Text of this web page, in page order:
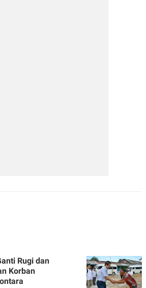
Rugi dan
Korban